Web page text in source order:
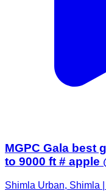
MGPC Gala best
to 9000 ft # apple
Shimla Urban, Shimla